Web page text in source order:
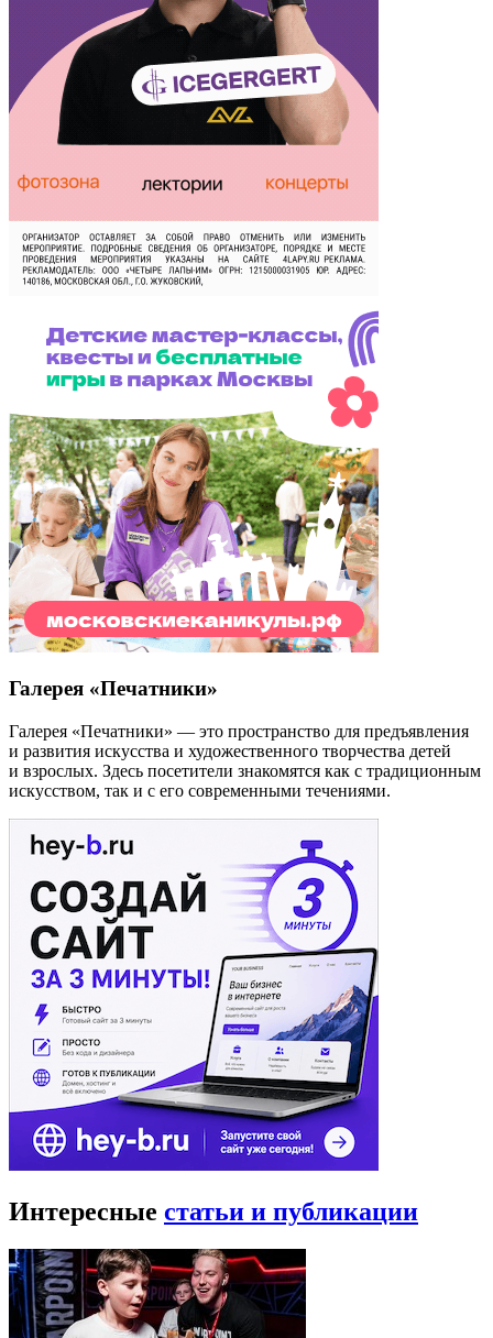
Галерея «Печатники»
Галерея «Печатники» — это пространство для предъявления
и развития искусства и художественного творчества детей
и взрослых. Здесь посетители знакомятся как с традиционным
искусством, так и с его современными течениями.
Интересные статьи и публикации